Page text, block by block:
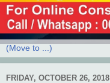
FRIDAY, OCTOBER 26, 2018